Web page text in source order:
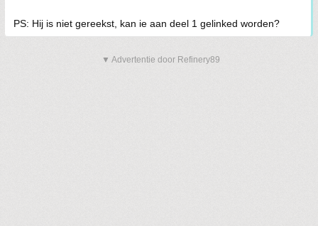
PS: Hij is niet gereekst, kan ie aan deel 1 gelinked worden?
▼ Advertentie door Refinery89